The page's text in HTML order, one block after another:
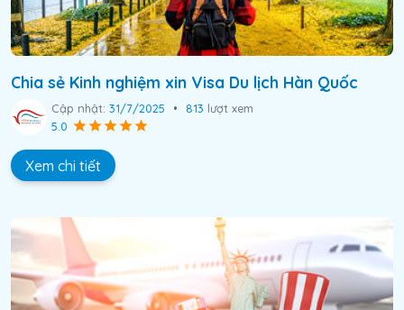
Chia sẻ Kinh nghiệm xin Visa Du lịch Hàn Quốc
Cập nhật: 31/7/2025 • 813 lượt xem
5.0
Xem chi tiết